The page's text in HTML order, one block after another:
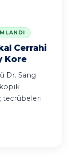
Cerrahi
Kore
Dr. Sang
tecrübeleri